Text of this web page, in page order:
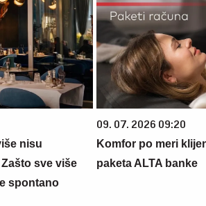
nisu
sve više
spontano
09. 07. 2026 09:20
Komfor po meri
paketa ALTA banke